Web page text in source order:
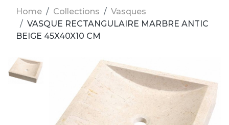
Home Collections
Vasques
VASQUE RECTANGULAIRE MARBRE ANTIC
BEIGE 45X40X10 CM